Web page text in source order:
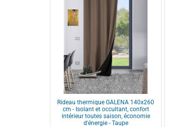
Rideau thermique GALENA 140x260
cm - Isolant et occultant, confort
intérieur toutes saison, économie
d'énergie - Taupe